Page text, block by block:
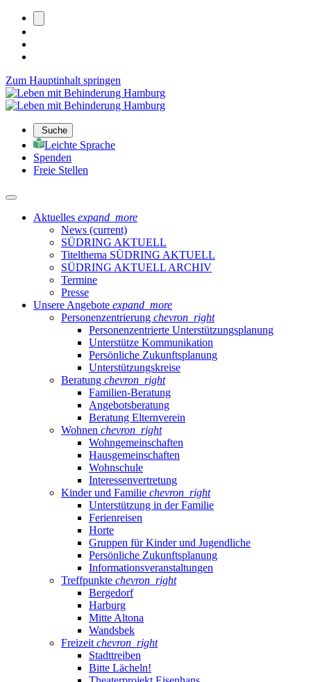
Zum Hauptinhalt springen
Suche
Leichte Sprache
Spenden
Freie Stellen
Aktuelles expand_more
News (current)
SÜDRING AKTUELL
Titelthema SÜDRING AKTUELL
SÜDRING AKTUELL ARCHIV
Termine
Presse
Unsere Angebote expand_more
Personenzentrierung chevron_right
Personenzentrierte Unterstützungsplanung
Unterstütze Kommunikation
Persönliche Zukunftsplanung
Unterstützungskreise
Beratung chevron_right
Familien-Beratung
Angebotsberatung
Beratung Elternverein
Wohnen chevron_right
Wohngemeinschaften
Hausgemeinschaften
Wohnschule
Interessenvertretung
Kinder und Familie chevron_right
Unterstützung in der Familie
Ferienreisen
Horte
Gruppen für Kinder und Jugendliche
Persönliche Zukunftsplanung
Informationsveranstaltungen
Treffpunkte chevron_right
Bergedorf
Harburg
Mitte Altona
Wandsbek
Freizeit chevron_right
Stadttreiben
Bitte Lächeln!